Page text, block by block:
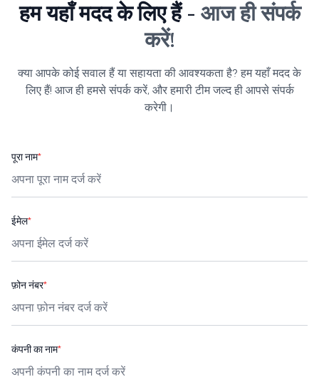
हम यहाँ मदद के लिए हैं - आज ही संपर्क
करें!
क्या आपके कोई सवाल हैं या सहायता की आवश्यकता है? हम यहाँ मदद के
लिए हैं! आज ही हमसे संपर्क करें, और हमारी टीम जल्द ही आपसे संपर्क
करेगी।
पूरा नाम*
ईमेल*
फ़ोन नंबर*
कंपनी का नाम*